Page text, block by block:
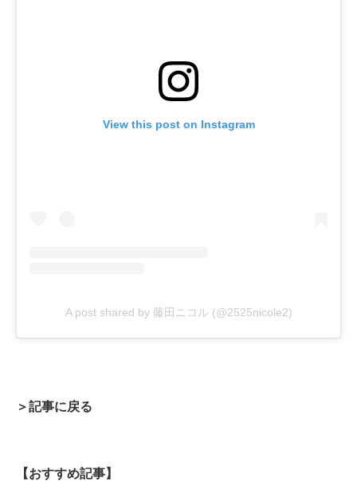
View this post on Instagram
A post shared by 藤田ニコル (@2525nicole2)
＞記事に戻る
【おすすめ記事】